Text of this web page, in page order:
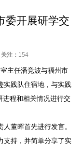
委开展研学交
关注： 154
主任潘竞波与福州市
实践队住宿地，与实践
进程和相关情况进行交
董晖首先进行发言。
支持，并简单分享了实